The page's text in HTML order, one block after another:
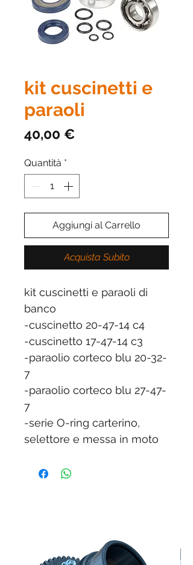
kit cuscinetti e
paraoli
40,00 €Prezzo
Quantità *
Aggiungi al Carrello
Acquista Subito
kit cuscinetti e paraoli di
banco
-cuscinetto 20-47-14 c4
-cuscinetto 17-47-14 c3
-paraolio corteco blu 20-32-
7
-paraolio corteco blu 27-47-
7
-serie O-ring carterino,
selettore e messa in moto